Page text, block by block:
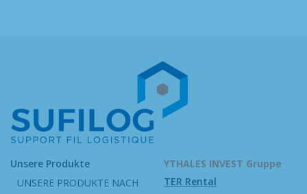
Unsere Produkte
UNSERE PRODUKTE NACH
YTHALES INVEST Gruppe
TER Rental